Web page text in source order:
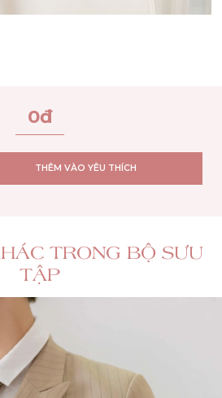
0đ
THÊM VÀO YÊU THÍCH
TRONG BỘ SƯU
TẬP